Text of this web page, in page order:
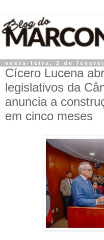
sexta-feira, 2 de
Cícero Lucena
legislativos da
anuncia a
em cinco meses